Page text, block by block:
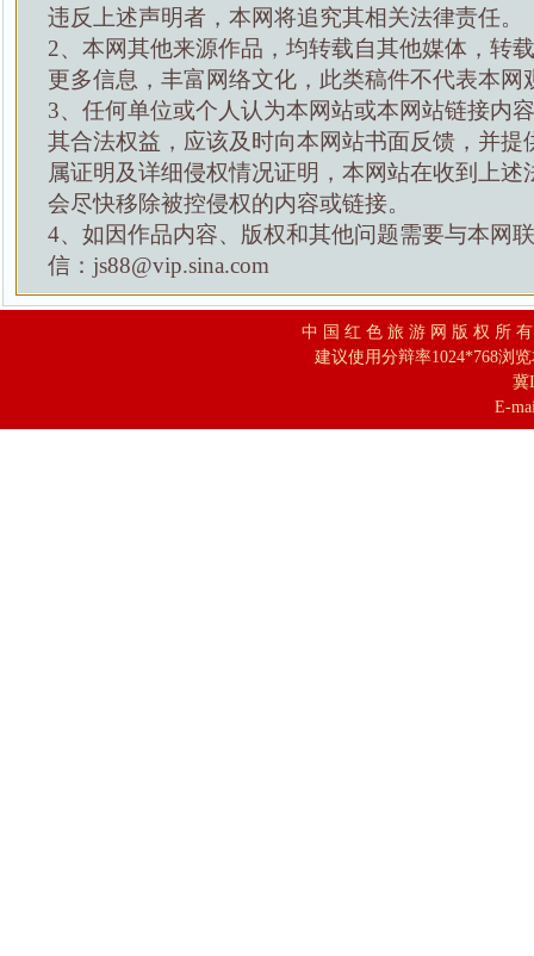
违反上述声明者，本网将追究其相关法律责任。
2、本网其他来源作品，均转载自其他媒体，转
更多信息，丰富网络文化，此类稿件不代表本网
3、任何单位或个人认为本网站或本网站链接内
其合法权益，应该及时向本网站书面反馈，并提
属证明及详细侵权情况证明，本网站在收到上述
会尽快移除被控侵权的内容或链接。
4、如因作品内容、版权和其他问题需要与本网
信：js88@vip.sina.com
中 国 红 色 旅 游 网 版 权 所
建议使用分辩率1024*768浏
冀
E-